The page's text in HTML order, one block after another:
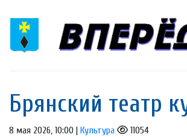
Брянский театр
8 мая 2026, 10:00 | Культура 11054